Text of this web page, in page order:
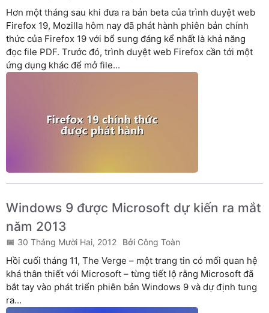
Hơn một tháng sau khi đưa ra bản beta của trình duyệt web
Firefox 19, Mozilla hôm nay đã phát hành phiên bản chính
thức của Firefox 19 với bổ sung đáng kể nhất là khả năng
đọc file PDF. Trước đó, trình duyệt web Firefox cần tới một
ứng dụng khác để mở file...
Windows 9 được Microsoft dự kiến ra mắt
năm 2013
30 Tháng Mười Hai, 2012 Công Toàn
Hồi cuối tháng 11, The Verge – một trang tin có mối quan hệ
khá thân thiết với Microsoft – từng tiết lộ rằng Microsoft đã
bắt tay vào phát triển phiên bản Windows 9 và dự định tung
ra...